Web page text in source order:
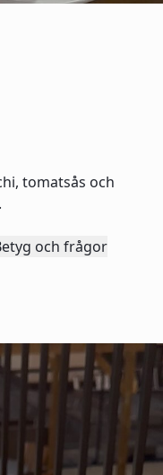
tomatsås och
och frågor